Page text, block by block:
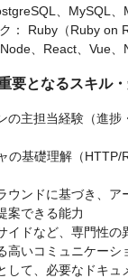
、MySQL、
： Ruby（Ruby on
、React、Vue、
要となるスキル
の主担当経験（進捗
の基礎理解（HTTP/
ウンドに基づき、ア
案できる能力
イドなど、専門性の
高いコミュニケーシ
して、必要なドキュ